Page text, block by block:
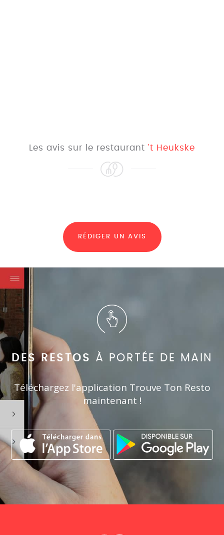
Les avis sur le restaurant 't Heukske
RÉDIGER UN AVIS
DES RESTOS À PORTÉE DE MAIN
Téléchargez l'application Trouve Ton Resto
maintenant !